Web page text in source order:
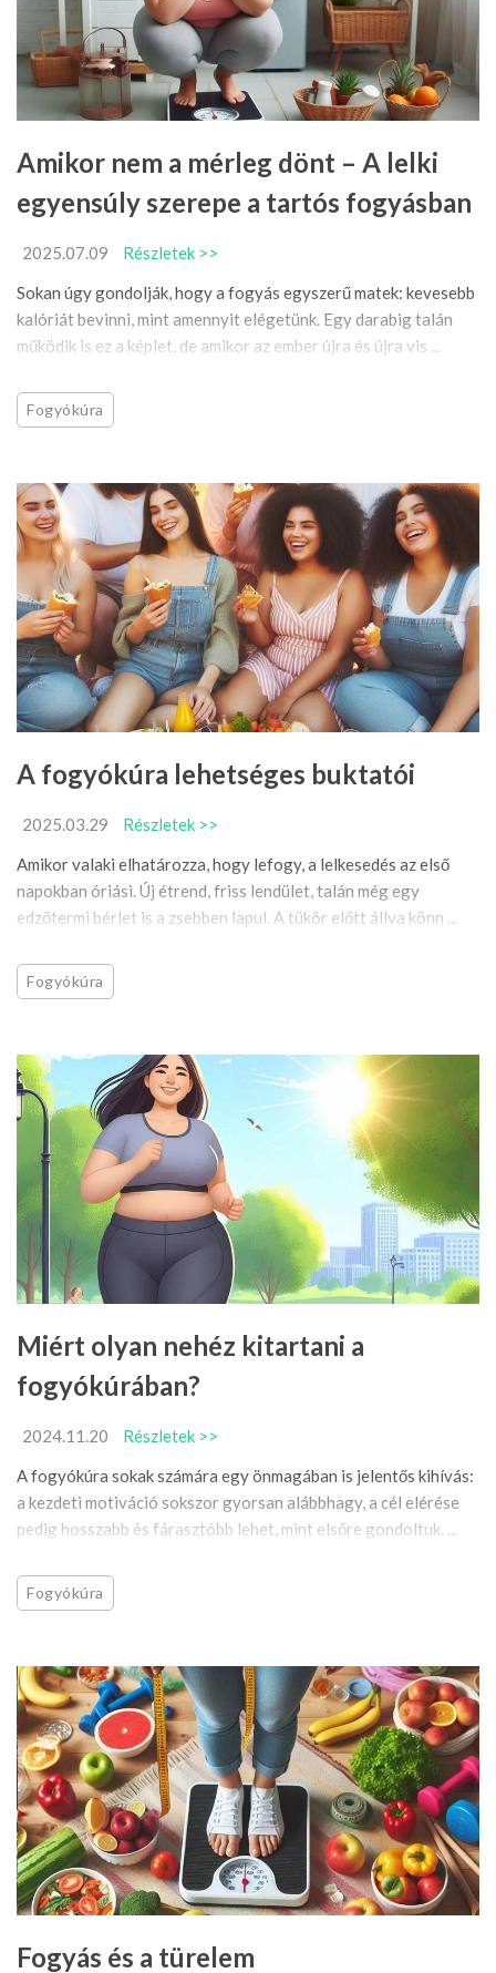
Amikor nem a mérleg dönt – A lelki
egyensúly szerepe a tartós fogyásban
2025.07.09
Részletek >>
Sokan úgy gondolják, hogy a fogyás egyszerű matek: kevesebb
kalóriát bevinni, mint amennyit elégetünk. Egy darabig talán
működik is ez a képlet, de amikor az ember újra és újra vis ...
Fogyókúra
A fogyókúra lehetséges buktatói
2025.03.29
Részletek >>
Amikor valaki elhatározza, hogy lefogy, a lelkesedés az első
napokban óriási. Új étrend, friss lendület, talán még egy
edzőtermi bérlet is a zsebben lapul. A tükör előtt állva könn ...
Fogyókúra
Miért olyan nehéz kitartani a
fogyókúrában?
2024.11.20
Részletek >>
A fogyókúra sokak számára egy önmagában is jelentős kihívás:
a kezdeti motiváció sokszor gyorsan alábbhagy, a cél elérése
pedig hosszabb és fárasztóbb lehet, mint elsőre gondoltuk. ...
Fogyókúra
Fogyás és a türelem